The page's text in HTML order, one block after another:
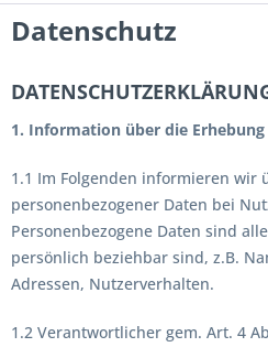
Datenschutz
1. Information über die
1.1 Im Folgenden informieren wir
personenbezogener Daten bei
Personenbezogene Daten sind
persönlich beziehbar sind, z.B.
Adressen, Nutzerverhalten.
1.2 Verantwortlicher gem. Art. 4